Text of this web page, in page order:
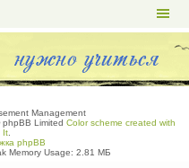
Management
Limited Color scheme created with
It.
phpBB
Memory Usage: 2.81 МБ